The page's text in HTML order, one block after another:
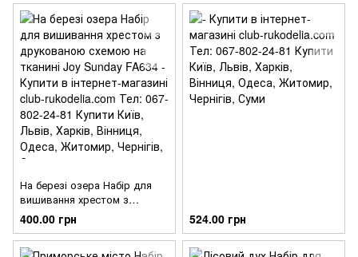
На березі озера Набір для
вишивання хрестом з
друкованою схемою на
тканині Joy Sunday FA634
400.00 грн 524.00 грн